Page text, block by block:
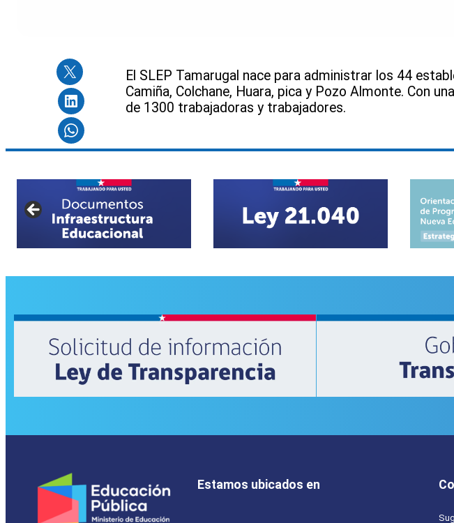
El SLEP Tamarugal nace para administrar los 44
Camiña, Colchane, Huara, pica y Pozo Almonte. Con
de 1300 trabajadoras y trabajadores.
Estamos ubicados en